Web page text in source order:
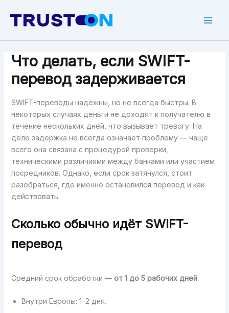
Что делать, если SWIFT-
перевод задерживается
SWIFT-переводы надёжны, но не всегда быстры. В
некоторых случаях деньги не доходят к получателю в
течение нескольких дней, что вызывает тревогу. На
деле задержка не всегда означает проблему — чаще
всего она связана с процедурой проверки,
техническими различиями между банками или участием
посредников. Однако, если срок затянулся, стоит
разобраться, где именно остановился перевод и как
действовать.
Сколько обычно идёт SWIFT-
перевод
Средний срок обработки —от 1 до 5 рабочих дней.
Внутри Европы: 1–2 дня.